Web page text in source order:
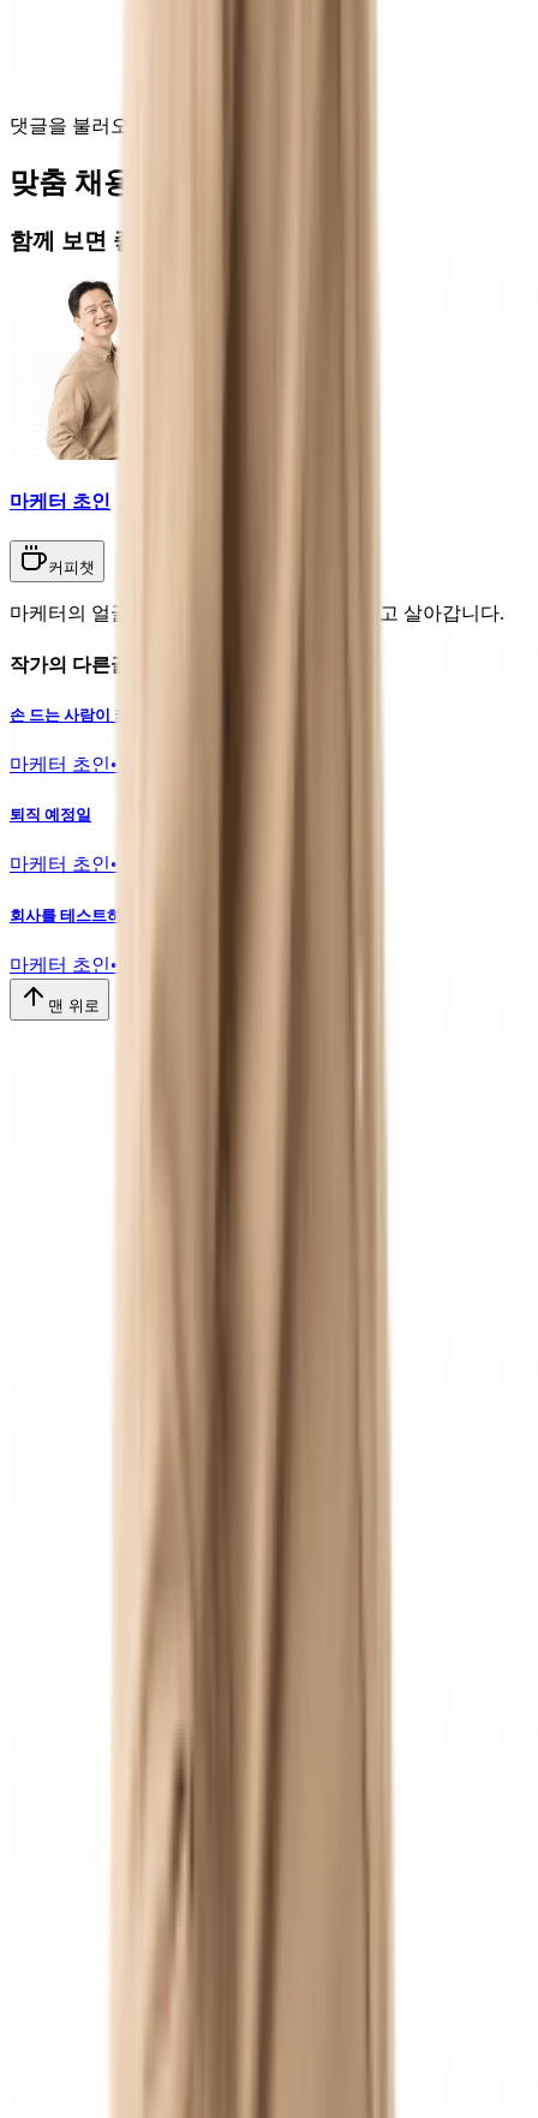
댓글을 불러오는 중...
맞춤 채용 정보
함께 보면 좋은 관련 콘텐츠
마케터 초인
커피챗
마케터의 얼굴로 글과 만화로 놀면서 상상하고 살아갑니다.
작가의 다른글
손 드는 사람이 커리어를 넓힌다
마케터 초인•
퇴직 예정일
마케터 초인•
회사를 테스트하기로 했다
마케터 초인•
맨 위로